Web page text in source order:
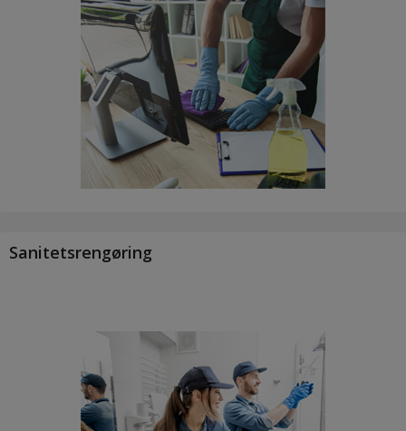
Sanitetsrengøring